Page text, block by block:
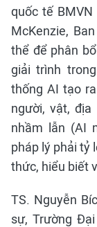
quốc tế
McKenzie,
thể để phân
giải trình
thống AI tạo
người, vật,
nhầm lẫn (AI
pháp lý phải tỷ
thức, hiểu biết
TS. Nguyễn
sự, Trường